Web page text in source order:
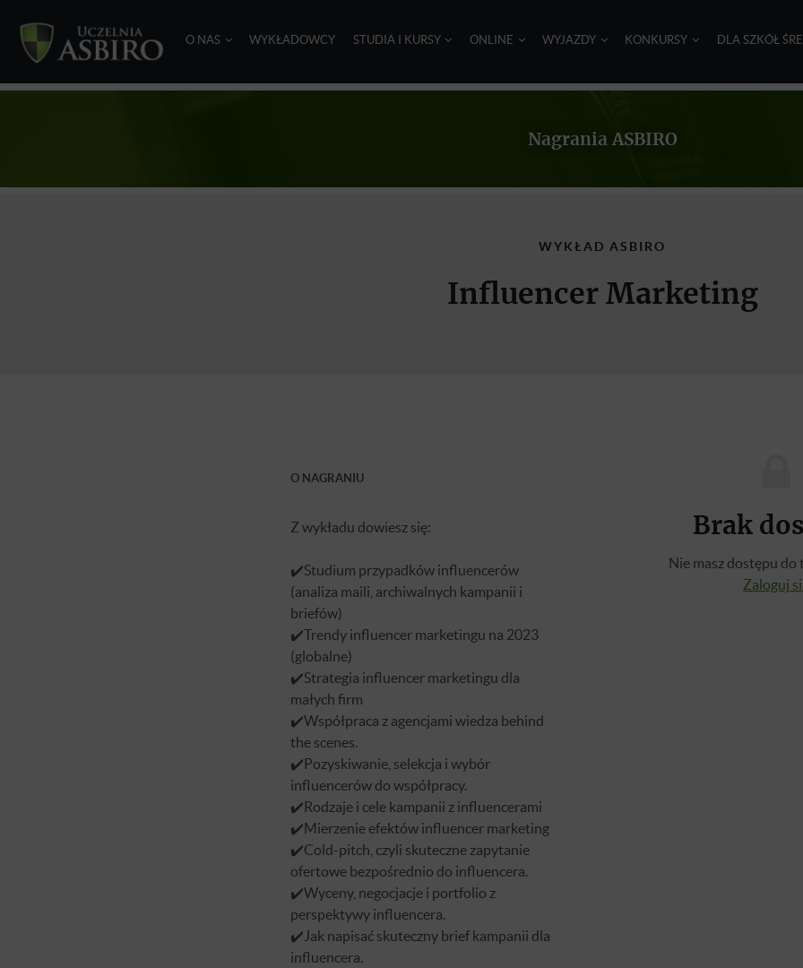
O NAS WYKŁADOWCY STUDIA I KURSY ONLINE WYJAZDY KONKURSY DLA SZKÓŁ
Nagrania ASBIRO
WYKŁAD ASBIRO
Influencer Marketing
O NAGRANIU
Z wykładu dowiesz się:
✔️Studium przypadków influencerów
(analiza maili, archiwalnych kampanii i
briefów)
✔️Trendy influencer marketingu na 2023
(globalne)
✔️Strategia influencer marketingu dla
małych firm
✔️Współpraca z agencjami wiedza behind
the scenes.
✔️Pozyskiwanie, selekcja i wybór
influencerów do współpracy.
✔️Rodzaje i cele kampanii z influencerami
✔️Mierzenie efektów influencer marketing
✔️Cold-pitch, czyli skuteczne zapytanie
ofertowe bezpośrednio do influencera.
✔️Wyceny, negocjacje i portfolio z
perspektywy influencera.
✔️Jak napisać skuteczny brief kampanii dla
influencera.
Brak
Nie masz dostępu do
Zaloguj